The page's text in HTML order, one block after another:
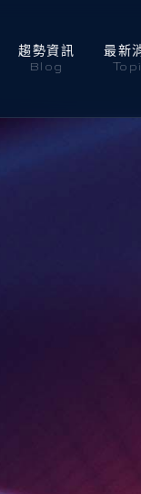
趨勢資訊
Blog
最新